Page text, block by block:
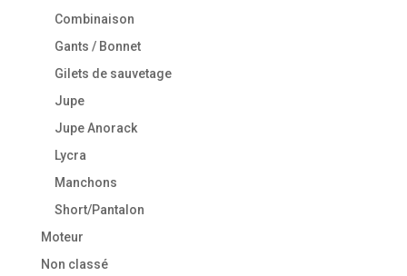
Combinaison
Gants / Bonnet
Gilets de sauvetage
Jupe
Jupe Anorack
Lycra
Manchons
Short/Pantalon
Moteur
Non classé